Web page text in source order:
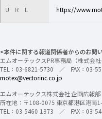
U R L https://
<本件に関する報道関係者からのお問
エムオーテックスPR事務局（株式会
TEL：03-6821-5730 ／ FAX：03-
motex@vectorinc.co.jp
エムオーテックス株式会社 企画広報部
所在地：〒108-0075 東京都港区港南
TEL：03-5460-1373 ／ FAX：03-